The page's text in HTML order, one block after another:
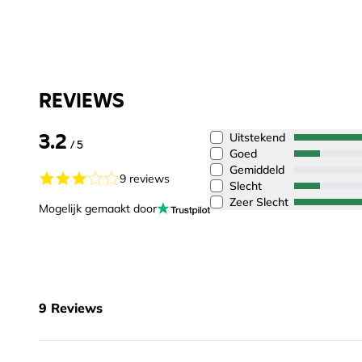
REVIEWS
3.2 / 5
9 reviews
Mogelijk gemaakt door
Uitstekend
Goed
Gemiddeld
Slecht
Zeer Slecht
9 Reviews